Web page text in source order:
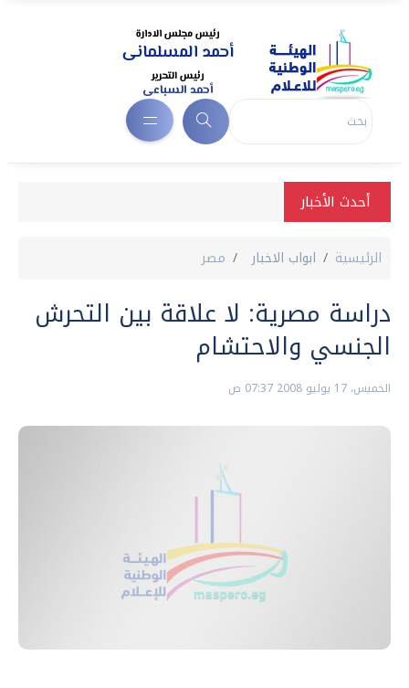
أحدث الأخبار
الرئيسية ابواب الاخبار مصر
دراسة مصرية: لا علاقة بين التحرش
الجنسي والاحتشام
الخميس، 17 يوليو 2008 07:37 ص